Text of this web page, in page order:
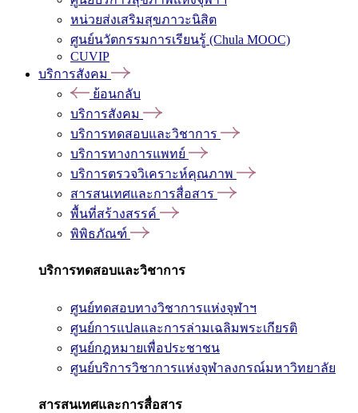
หน่วยส่งเสริมสุขภาวะนิสิต
ศูนย์นวัตกรรมการเรียนรู้ (Chula MOOC)
CUVIP
บริการสังคม
ย้อนกลับ
บริการสังคม
บริการทดสอบและวิชาการ
บริการทางการแพทย์
บริการตรวจวิเคราะห์คุณภาพ
สารสนเทศและการสื่อสาร
พื้นที่สร้างสรรค์
พิพิธภัณฑ์
บริการทดสอบและวิชาการ
ศูนย์ทดสอบทางวิชาการแห่งจุฬาฯ
ศูนย์การแปลและการล่ามเฉลิมพระเกียรติ
ศูนย์กฎหมายเพื่อประชาชน
ศูนย์บริการวิชาการแห่งจุฬาลงกรณ์มหาวิทยาลัย
สารสนเทศและการสื่อสาร